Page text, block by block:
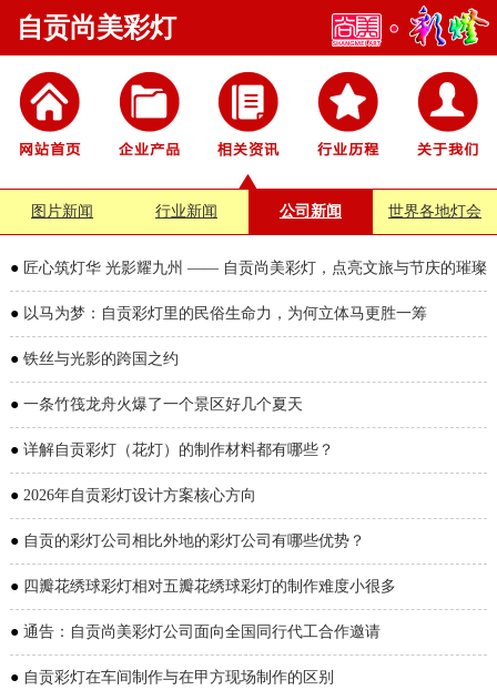
自贡尚美彩灯
图片新闻 行业新闻 公司新闻 世界各地灯会
● 匠心筑灯华 光影耀九州 —— 自贡尚美彩灯，点亮文旅与节庆的璀璨
未来
● 以马为梦：自贡彩灯里的民俗生命力，为何立体马更胜一筹
● 铁丝与光影的跨国之约
● 一条竹筏龙舟火爆了一个景区好几个夏天
● 详解自贡彩灯（花灯）的制作材料都有哪些？
● 2026年自贡彩灯设计方案核心方向
● 自贡的彩灯公司相比外地的彩灯公司有哪些优势？
● 四瓣花绣球彩灯相对五瓣花绣球彩灯的制作难度小很多
● 通告：自贡尚美彩灯公司面向全国同行代工合作邀请
● 自贡彩灯在车间制作与在甲方现场制作的区别